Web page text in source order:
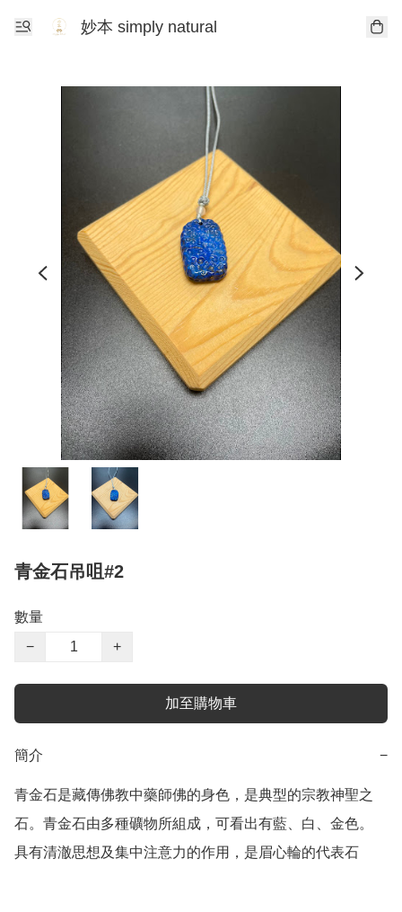
妙本 simply natural
青金石吊咀#2
數量
−
+
加至購物車
簡介 −
青金石是藏傳佛教中藥師佛的身色，是典型的宗教神聖之
石。青金石由多種礦物所組成，可看出有藍、白、金色。
具有清澈思想及集中注意力的作用，是眉心輪的代表石